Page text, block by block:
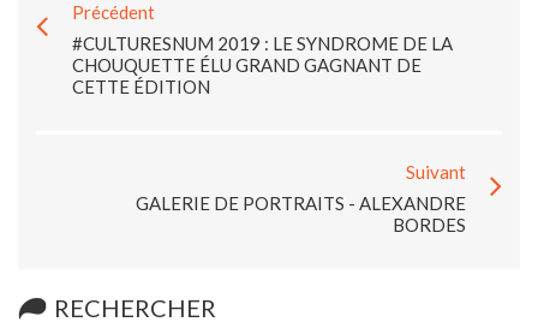
Précédent
#CULTURESNUM 2019 : LE SYNDROME DE LA
CHOUQUETTE ÉLU GRAND GAGNANT DE
CETTE ÉDITION
Suivant
GALERIE DE PORTRAITS - ALEXANDRE
BORDES
RECHERCHER